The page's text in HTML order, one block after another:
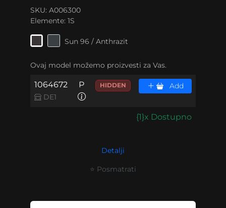
SKU: A006300
Elemente: 1S
Sun 96 / Anthrazit
Ovaj model možemo proizvesti za Vas.
1064672
DE1
P HIDDEN Add
{1}x Dostupno
Detalji
⭐ Posmatrati